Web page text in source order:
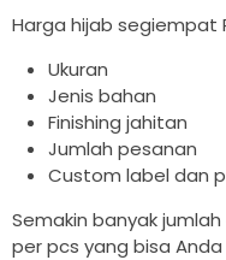
Harga hijab segiempat
Ukuran
Jenis bahan
Finishing jahitan
Jumlah pesanan
Custom label dan
Semakin banyak
per pcs yang bisa